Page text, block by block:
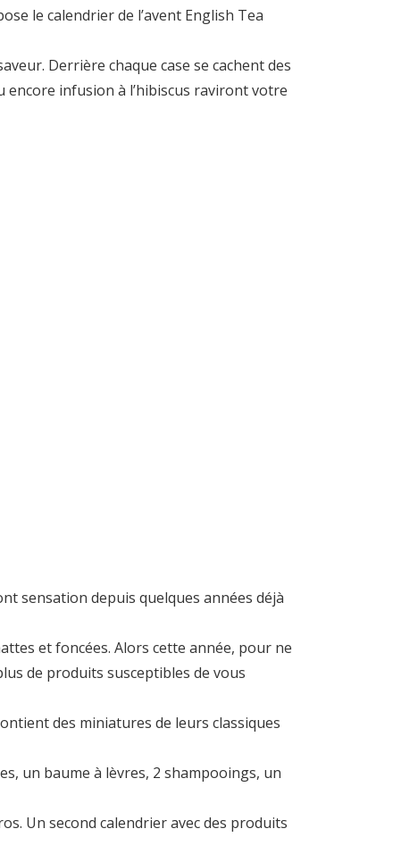
le calendrier de l’avent English Tea
Derrière chaque case se cachent des
encore infusion à l’hibiscus raviront votre
sensation depuis quelques années déjà
et foncées. Alors cette année, pour ne
de produits susceptibles de vous
des miniatures de leurs classiques
un baume à lèvres, 2 shampooings, un
Un second calendrier avec des produits